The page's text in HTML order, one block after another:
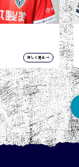
詳しく見る →